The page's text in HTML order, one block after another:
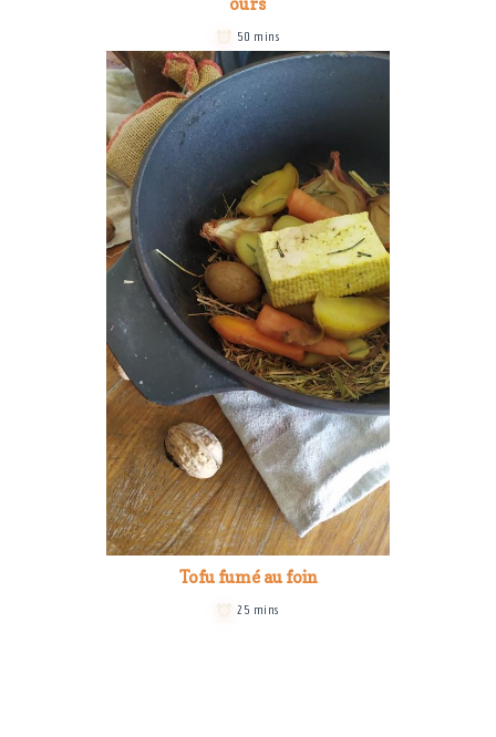
50 mins
Tofu fumé au foin
25 mins